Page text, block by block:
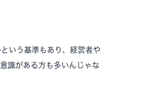
いう基準もあり、経営者や
識がある方も多いんじゃな